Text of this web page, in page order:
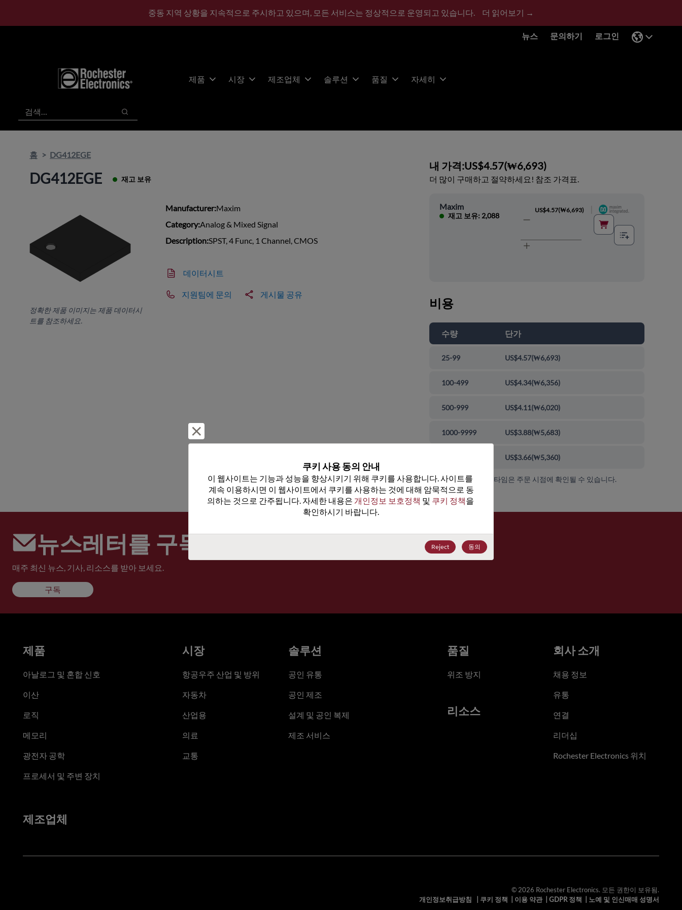
중동 지역 상황을 지속적으로 주시하고 있으며, 모든 서비스는 정상적으로 운영되고 있습니다. 더 읽어보기 →
뉴스 문의하기 로그인
제품 시장 제조업체 솔루션 품질 자세히
검색
검색
홈 DG412EGE
DG412EGE 재고 보유
정확한 제품 이미지는 제품 데이터시
트를 참조하세요.
Manufacturer:Maxim
Category:Analog & Mixed Signal
Description:SPST, 4 Func, 1 Channel, CMOS
데이터시트
지원팀에 문의 게시물 공유
내 가격:US$4.57(₩6,693)
더 많이 구매하고 절약하세요! 참조 가격표.
Maxim
재고 보유: 2,088
US$4.57(₩6,693)
비용
수량 단가
25-99 US$4.57(₩6,693)
100-499 US$4.34(₩6,356)
500-999 US$4.11(₩6,020)
1000-9999 US$3.88(₩5,683)
US$3.66(₩5,360)
가격, 가용성 및 리드 타임은 주문 시점에 확인될 수 있습니다.
뉴스레터를 구독하세요
매주 최신 뉴스, 기사, 리소스를 받아 보세요.
구독
쿠키 사용 동의 안내
이 웹사이트는 기능과 성능을 향상시키기 위해 쿠키를 사용합니다. 사이트를
계속 이용하시면 이 웹사이트에서 쿠키를 사용하는 것에 대해 암묵적으로 동
의하는 것으로 간주됩니다. 자세한 내용은 개인정보 보호정책 및 쿠키 정책을
확인하시기 바랍니다.
Reject 동의
제품
아날로그 및 혼합 신호
이산
로직
메모리
광전자 공학
프로세서 및 주변 장치
시장
항공우주 산업 및 방위
자동차
산업용
의료
교통
솔루션
공인 유통
공인 제조
설계 및 공인 복제
제조 서비스
품질
위조 방지
리소스
회사 소개
채용 정보
유통
연결
리더십
Rochester Electronics 위치
제조업체
© 2026 Rochester Electronics. 모든 권한이 보유됨.
개인정보취급방침
쿠키 정책 이용 약관| GDPR 정책 노예 및 인신매매 성명서